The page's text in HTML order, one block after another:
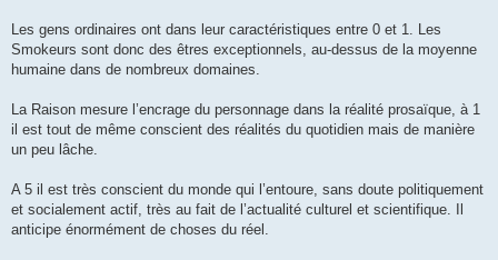
Les gens ordinaires ont dans leur caractéristiques entre 0 et 1. Les
Smokeurs sont donc des êtres exceptionnels, au-dessus de la moyenne
humaine dans de nombreux domaines.
La Raison mesure l’encrage du personnage dans la réalité prosaïque, à 1
il est tout de même conscient des réalités du quotidien mais de manière
un peu lâche.
A 5 il est très conscient du monde qui l’entoure, sans doute politiquement
et socialement actif, très au fait de l’actualité culturel et scientifique. Il
anticipe énormément de choses du réel.